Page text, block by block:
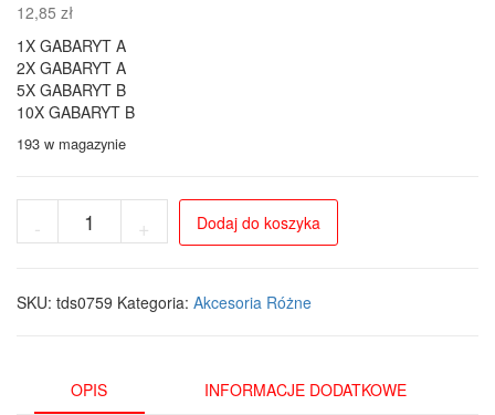
12,85 zł
1X GABARYT A
2X GABARYT A
5X GABARYT B
10X GABARYT B
193 w magazynie
-
Myjka
WipeMaster
szczotką
do
+ Dodaj do koszyka
SKU: tds0759 Kategoria: Akcesoria Różne
OPIS INFORMACJE DODATKOWE